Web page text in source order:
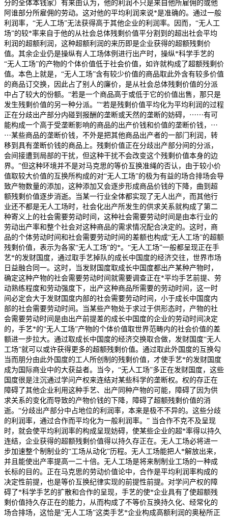
分的全体本钱家）有来由认为，他的利润不只是来自他所雇佣的或他
阿谁部分所雇佣的劳动。这对他的平均利润来说*是准确的。通过一般
利润率，“无人工场”无法获得高于其他企业的利润率。因而，“无人工
场”的较*率来自于他的从社会总体残剩价值平分割到的超出社会平均
利润的超额利润，这种超额利润的来历即是企业获得的超额残剩价
值。其余企业仍是操纵有人工场体例进行出产时，操纵*科学手艺的
“无人工场”的产物的个体价值低于社会价值，如许就构成了超额残剩价
值。本色上就是，“无人工场”含有较少价值的商品取此外含有较多价值
的商品订交换，因此占了别人的廉价，是从社会总体残剩价值的分派
中占了较大的份额。“若是一个商品高于或低于它的价值出售，那只是
发生残剩价值的另一种分派。”“若是残剩价值平均化为平均利润的过程
正在分歧出产部分内碰到报酬的垄断或天然的垄断的妨碍，⋯⋯有可
能构成一个高于受垄断影响的商品的出产价钱和价值的垄断价钱，⋯
⋯某些商品的垄断价钱，不外是把其他商品出产者的一部门利润，转
移到具有垄断价钱的商品上。残剩价值正在分歧出产部分间的分派，
会间接遭到局部的干扰，但这种干扰不会改变这个残剩价值本身的边
界。”但这种环境并不是对马克思的等价互换准绳的否认，由于较小价
值取较大价值的互换所构成的对“无人工场”的极为有益的场合排场会导
致产物数量的添加，这种添加又会逐步形成商品价钱的下降，曲到超
额残剩价值逐步消逝。当某一行业全体都实现了无人出产，而其他行
业还不都是无人工场时，社会化出产所发生的供求关系就构成了第二
种寄义上的社会需要劳动时间，这种社会需要劳动时间是由本行业的
劳动出产率和整个社会对这种商品的需求情况配合决定的。这时，商
品的个体劳动时间和社会需要劳动时间的差额也构成“无人工场”的超额
残剩价值，表示为各家“无人工场”的*。“无人工场”一般都呈现正在手
艺*的发财国度，通过取手艺掉队的成长中国度的经济交往，世界市场
日益融合同一。这时，当发财国度取成长中国度都出产某种产物时，
确定这种产物的社会需要劳动时间就需要调查正在*平均手艺前提、劳
动熟练程度和劳动强度下，出产这种商品所需要的劳动时间，这一时
间必定会大于发财国度内部的社会需要劳动时间，小于成长中国度内
部的社会需要劳动时间。当某些产物处于求过于供形态时，产物的社
会需要劳动时间是由出产前提差的成长中国度的企业的劳动时间决定
的，手艺*的“无人工场”产物的个体价值取世界范畴内的社会价值的差
额进一步拉大。通过取成长中国度的经济交换取合做，发财国度“无人
工场”就可以或许获得更多的超额残剩价值。通过取此外国度的互换勾
当而朋分由此外国度的工人所创制的残剩价值，才使手艺*的发财国度
成为国际商业中的大获益者。当今，“无人工场”多正在发财国度，这些
国度很是注沉通过学问产权来连结对某些科学的垄断权。权的存正在
障碍了其他企业利用这种手艺、出产同种产物的可能，障碍了因为供
求关系的变化而导致的产物价钱的下降，障碍了超额残剩价值的消
逝。“分歧出产部分中占地位的利润率，本来是极不不异的。这些分歧
的利润率，通过合作而平均化为一般利润率。” 当合作不克不及呈现
时，就会使平均利润率的构成呈现妨碍，使某些企业的超*率得以持久
连结，企业获得的超额残剩价值得以持久存正在。无人工场必将进一
步加速整个制制业的“工场从动化”历程。无人工场能把人*解放出来，
并且能使出产率提高一二十倍。无人工场是将来制制业工场的一种成
长标的目的。正在马克思的劳动价值论中，合作是平均利润率构成的
决定性前提，也是等价互换纪律实现的前提性前提。对学问产权的障
碍了*科学手艺的扩散和合作的呈现，手艺的使*企业具有了使超额残
剩价值持久存正在的能力，从而构成了不等价互换持久化、经常化的
场合排场，这恰是“无人工场”这类手艺*企业构成高额利润的奥秘所正